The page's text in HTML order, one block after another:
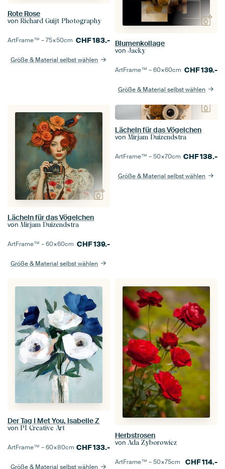
Rote Rose
von Richard Guijt Photography
ArtFrame™ –75×50cm CHF183.-
Größe & Material selbst wählen
Blumenkollage
von Jacky
ArtFrame™ –60×60cm CHF139.-
Größe & Material selbst wählen
Lächeln für das Vögelchen
von Mirjam Duizendstra
ArtFrame™ –60×60cm CHF139.-
Größe & Material selbst wählen
Lächeln für das Vögelchen
von Mirjam Duizendstra
ArtFrame™ –50×70cm CHF138.-
Größe & Material selbst wählen
Der Tag I Met You, Isabelle Z
von PI Creative Art
ArtFrame™ –60×80cm CHF133.-
Größe & Material selbst wählen
Herbstrosen
von Ada Zyborowicz
ArtFrame™ –50×75cm CHF114.-